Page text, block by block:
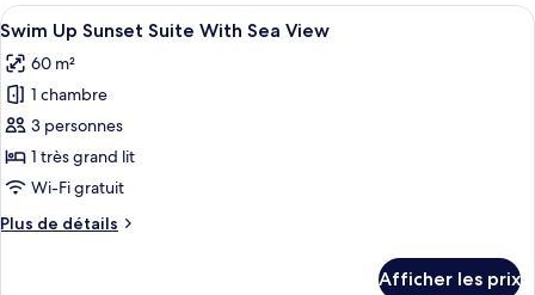
Suite
Deluxe
Afficher
toutes
les
photos
pour
ce
type
chambre :
Swim Up Sunset Suite With Sea
14
Swim Up Sunset Suite With Sea View
60 m²
1 chambre
3 personnes
1 très grand lit
Wi-Fi gratuit
Plus de détails
Plus
Afficher les prix